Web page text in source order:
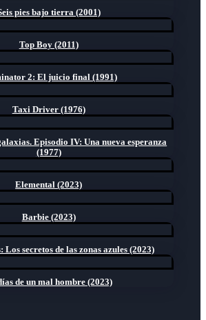
pies bajo tierra (2001)
Top Boy (2011)
2: El juicio final (1991)
Taxi Driver (1976)
Episodio IV: Una nueva esperanza
(1977)
Elemental (2023)
Barbie (2023)
secretos de las zonas azules (2023)
de un mal hombre (2023)